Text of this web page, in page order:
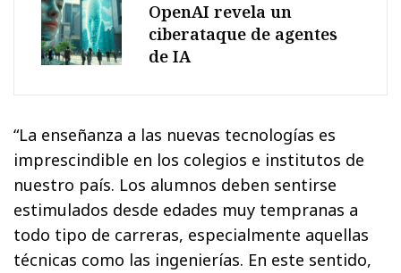
OpenAI revela un
ciberataque de agentes
de IA
“La enseñanza a las nuevas tecnologías es
imprescindible en los colegios e institutos de
nuestro país. Los alumnos deben sentirse
estimulados desde edades muy tempranas a
todo tipo de carreras, especialmente aquellas
técnicas como las ingenierías. En este sentido,